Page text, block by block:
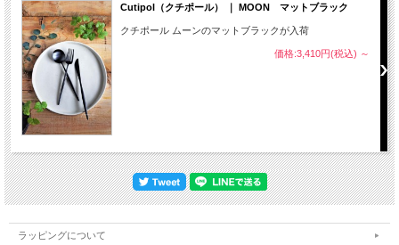
Cutipol（クチポール） ｜ MOON マットブラック
クチポール ムーンのマットブラックが入荷
価格:3,410円(税込) ～
ラッピングについて